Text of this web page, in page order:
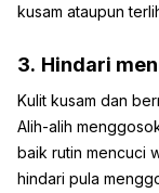
kusam ataupun
3. Hindari
Kulit kusam dan
Alih-alih
baik rutin mencuci
hindari pula